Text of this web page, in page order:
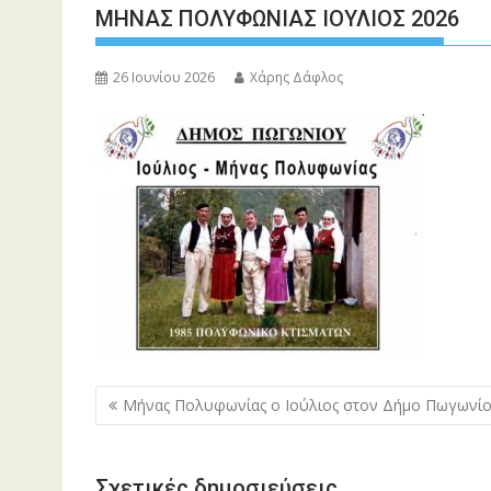
ΜΗΝΑΣ ΠΟΛΥΦΩΝΙΑΣ ΙΟΥΛΙΟΣ 2026
26 Ιουνίου 2026 Χάρης Δάφλος
Πλοήγηση
άρθρων
Μήνας Πολυφωνίας ο Ιούλιος στον Δήμο